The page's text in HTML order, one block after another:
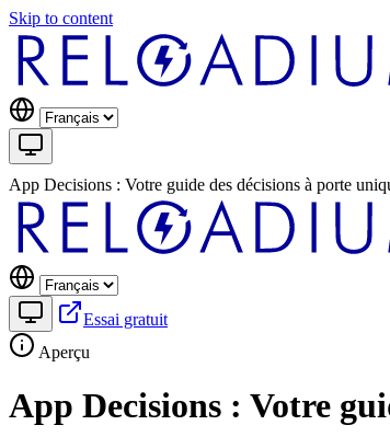
Skip to content
App Decisions : Votre guide des décisions à porte
Essai gratuit
Aperçu
App Decisions : Votre